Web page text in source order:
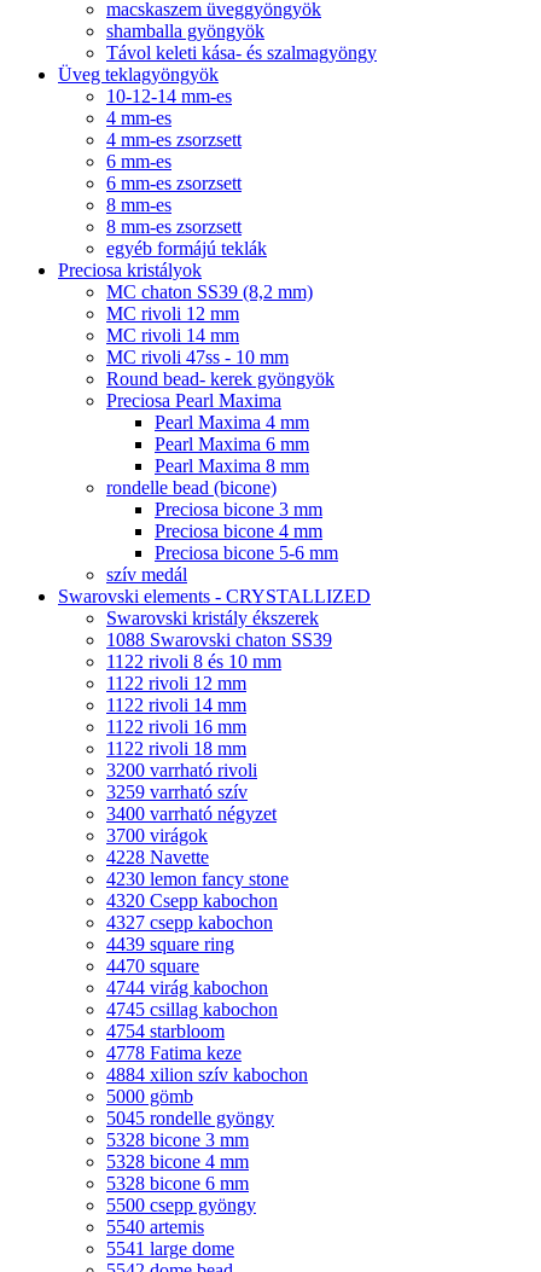
macskaszem üveggyöngyök
shamballa gyöngyök
Távol keleti kása- és szalmagyöngy
Üveg teklagyöngyök
10-12-14 mm-es
4 mm-es
4 mm-es zsorzsett
6 mm-es
6 mm-es zsorzsett
8 mm-es
8 mm-es zsorzsett
egyéb formájú teklák
Preciosa kristályok
MC chaton SS39 (8,2 mm)
MC rivoli 12 mm
MC rivoli 14 mm
MC rivoli 47ss - 10 mm
Round bead- kerek gyöngyök
Preciosa Pearl Maxima
Pearl Maxima 4 mm
Pearl Maxima 6 mm
Pearl Maxima 8 mm
rondelle bead (bicone)
Preciosa bicone 3 mm
Preciosa bicone 4 mm
Preciosa bicone 5-6 mm
szív medál
Swarovski elements - CRYSTALLIZED
Swarovski kristály ékszerek
1088 Swarovski chaton SS39
1122 rivoli 8 és 10 mm
1122 rivoli 12 mm
1122 rivoli 14 mm
1122 rivoli 16 mm
1122 rivoli 18 mm
3200 varrható rivoli
3259 varrható szív
3400 varrható négyzet
3700 virágok
4228 Navette
4230 lemon fancy stone
4320 Csepp kabochon
4327 csepp kabochon
4439 square ring
4470 square
4744 virág kabochon
4745 csillag kabochon
4754 starbloom
4778 Fatima keze
4884 xilion szív kabochon
5000 gömb
5045 rondelle gyöngy
5328 bicone 3 mm
5328 bicone 4 mm
5328 bicone 6 mm
5500 csepp gyöngy
5540 artemis
5541 large dome